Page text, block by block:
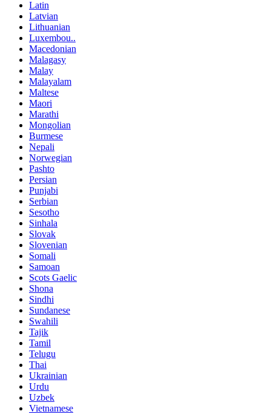
Latin
Latvian
Lithuanian
Luxembou..
Macedonian
Malagasy
Malay
Malayalam
Maltese
Maori
Marathi
Mongolian
Burmese
Nepali
Norwegian
Pashto
Persian
Punjabi
Serbian
Sesotho
Sinhala
Slovak
Slovenian
Somali
Samoan
Scots Gaelic
Shona
Sindhi
Sundanese
Swahili
Tajik
Tamil
Telugu
Thai
Ukrainian
Urdu
Uzbek
Vietnamese